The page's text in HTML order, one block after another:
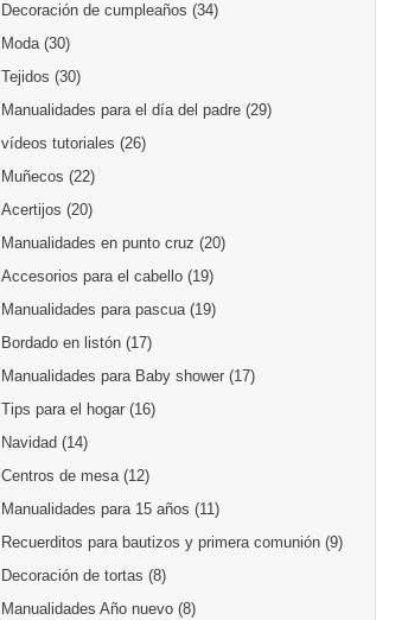
Decoración de cumpleaños (34)
Moda (30)
Tejidos (30)
Manualidades para el día del padre (29)
vídeos tutoriales (26)
Muñecos (22)
Acertijos (20)
Manualidades en punto cruz (20)
Accesorios para el cabello (19)
Manualidades para pascua (19)
Bordado en listón (17)
Manualidades para Baby shower (17)
Tips para el hogar (16)
Navidad (14)
Centros de mesa (12)
Manualidades para 15 años (11)
Recuerditos para bautizos y primera comunión (9)
Decoración de tortas (8)
Manualidades Año nuevo (8)